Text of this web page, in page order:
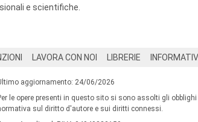
e scientifiche.
LAVORA CON NOI LIBRERIE
aggiornamento: 24/06/2026
le opere presenti in questo sito si sono assolti gli
sul diritto d'autore e sui diritti connessi.